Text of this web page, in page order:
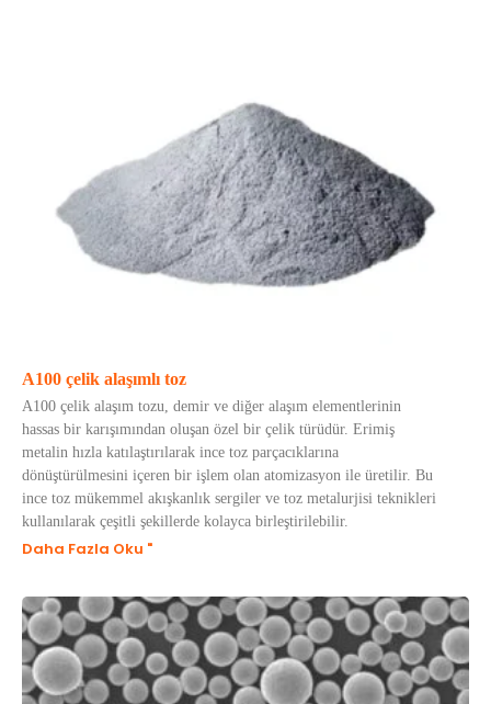
A100 çelik alaşımlı toz
A100 çelik alaşım tozu, demir ve diğer alaşım elementlerinin
hassas bir karışımından oluşan özel bir çelik türüdür. Erimiş
metalin hızla katılaştırılarak ince toz parçacıklarına
dönüştürülmesini içeren bir işlem olan atomizasyon ile üretilir. Bu
ince toz mükemmel akışkanlık sergiler ve toz metalurjisi teknikleri
kullanılarak çeşitli şekillerde kolayca birleştirilebilir.
Daha Fazla Oku "